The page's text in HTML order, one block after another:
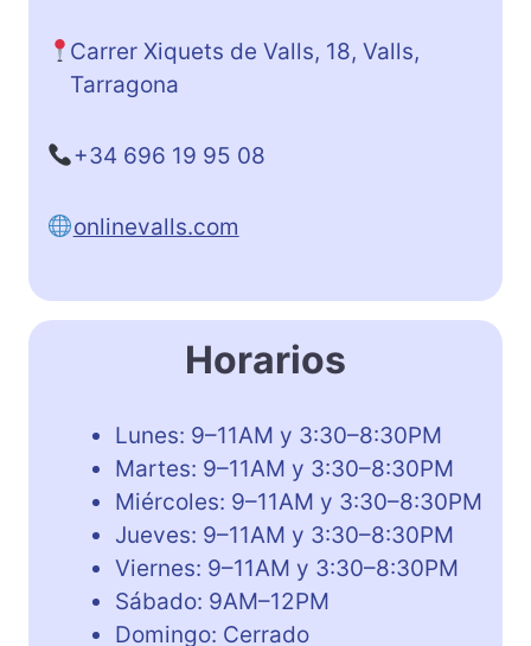
Carrer Xiquets de Valls, 18, Valls,
Tarragona
+34 696 19 95 08
onlinevalls.com
Horarios
Lunes: 9–11AM y 3:30–8:30PM
Martes: 9–11AM y 3:30–8:30PM
Miércoles: 9–11AM y 3:30–8:30PM
Jueves: 9–11AM y 3:30–8:30PM
Viernes: 9–11AM y 3:30–8:30PM
Sábado: 9AM–12PM
Domingo: Cerrado